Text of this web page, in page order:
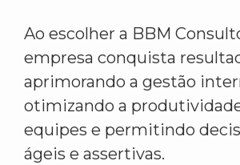
Ao escolher a BBM
empresa conquista
aprimorando a gestão
otimizando a
equipes e permitindo
ágeis e assertivas.